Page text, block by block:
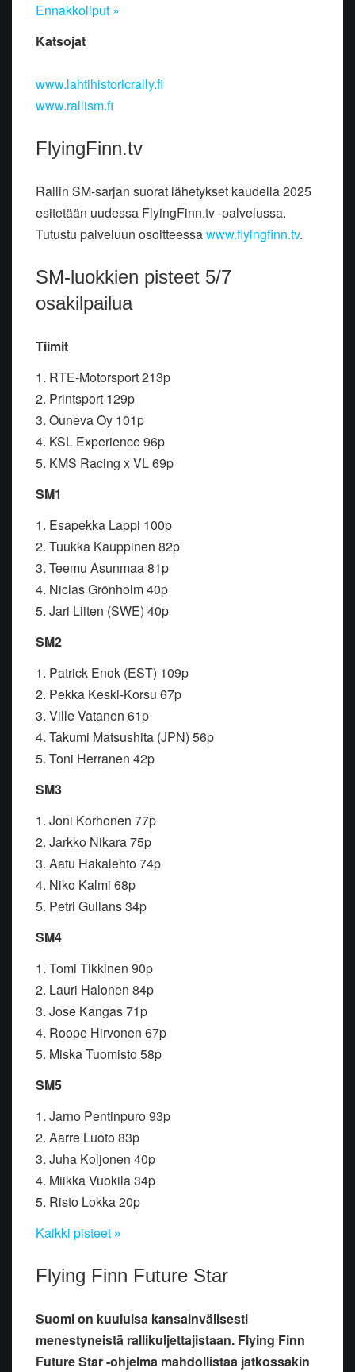
Ennakkoliput »
Katsojat
www.lahtihistoricrally.fi
www.rallism.fi
FlyingFinn.tv
Rallin SM-sarjan suorat lähetykset kaudella 2025
esitetään uudessa FlyingFinn.tv -palvelussa.
Tutustu palveluun osoitteessawww.flyingfinn.tv.
SM-luokkien pisteet 5/7
osakilpailua
Tiimit
1. RTE-Motorsport 213p
2. Printsport 129p
3. Ouneva Oy 101p
4. KSL Experience 96p
5. KMS Racing x VL 69p
SM1
1. Esapekka Lappi 100p
2. Tuukka Kauppinen 82p
3. Teemu Asunmaa 81p
4. Niclas Grönholm 40p
5. Jari Liiten (SWE) 40p
SM2
1. Patrick Enok (EST) 109p
2. Pekka Keski-Korsu 67p
3. Ville Vatanen 61p
4. Takumi Matsushita (JPN) 56p
5. Toni Herranen 42p
SM3
1. Joni Korhonen 77p
2. Jarkko Nikara 75p
3. Aatu Hakalehto 74p
4. Niko Kalmi 68p
5. Petri Gullans 34p
SM4
1. Tomi Tikkinen 90p
2. Lauri Halonen 84p
3. Jose Kangas 71p
4. Roope Hirvonen 67p
5. Miska Tuomisto 58p
SM5
1. Jarno Pentinpuro 93p
2. Aarre Luoto 83p
3. Juha Koljonen 40p
4. Miikka Vuokila 34p
5. Risto Lokka 20p
Kaikki pisteet »
Flying Finn Future Star
Suomi on kuuluisa kansainvälisesti
menestyneistä rallikuljettajistaan. Flying Finn
Future Star -ohjelma mahdollistaa jatkossakin